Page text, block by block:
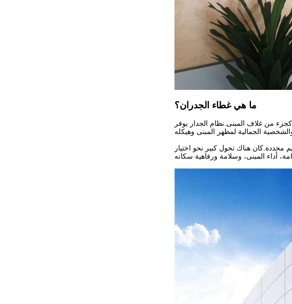
ما هي غطاء الجدران؟
من غلاف المبنى.نظام الجدار يوفر
محددة.كان هناك تحول كبير نحو اختيار